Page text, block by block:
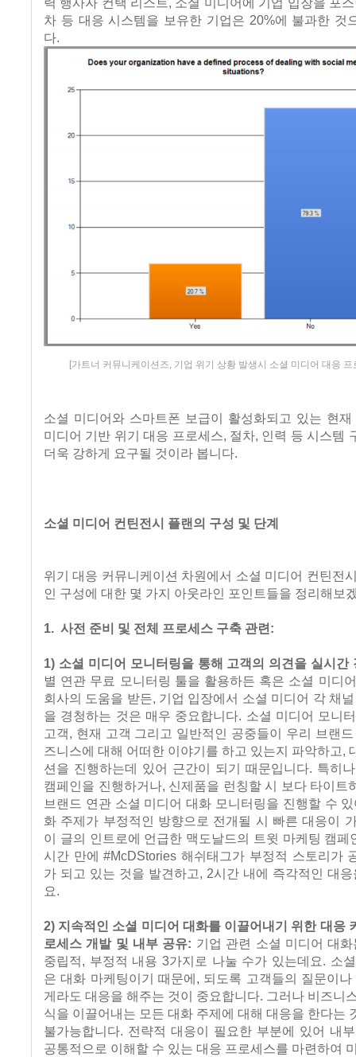
차 등 대응 시스템을 보유한 기업은 20%에 불과한 것
다.
[가트너 커뮤니케이션즈, 기업 위기 상황 발생시 소셜 미디어 대응
소셜 미디어와 스마트폰 보급이 활성화되고 있는 현
미디어 기반 위기 대응 프로세스, 절차, 인력 등 시스템
더욱 강하게 요구될 것이라 봅니다.
소셜 미디어 컨틴전시 플랜의 구성 및 단계
위기 대응 커뮤니케이션 차원에서 소셜 미디어 컨틴전
인 구성에 대한 몇 가지 아웃라인 포인트들을 정리해보
1. 사전 준비 및 전체 프로세스 구축 관련:
1) 소셜 미디어 모니터링을 통해 고객의 의견을 실시간
별 연관 무료 모니터링 툴을 활용하든 혹은 소셜 미디
회사의 도움을 받든, 기업 입장에서 소셜 미디어 각 채
을 경청하는 것은 매우 중요합니다. 소셜 미디어 모니
고객, 현재 고객 그리고 일반적인 공중들이 우리 브랜
즈니스에 대해 어떠한 이야기를 하고 있는지 파악하고,
션을 진행하는데 있어 근간이 되기 때문입니다. 특히
캠페인을 진행하거나, 신제품을 런칭할 시 보다 타이트
브랜드 연관 소셜 미디어 대화 모니터링을 진행할 수
화 주제가 부정적인 방향으로 전개될 시 빠른 대응이
이 글의 인트로에 언급한 맥도날드의 트윗 마케팅 캠페
시간 만에 #McDStories 해쉬태그가 부정적 스토리가
가 되고 있는 것을 발견하고, 2시간 내에 즉각적인 대
요.
2) 지속적인 소셜 미디어 대화를 이끌어내기 위한 대응
로세스 개발 및 내부 공유: 기업 관련 소셜 미디어 대
중립적, 부정적 내용 3가지로 나눌 수가 있는데요. 소
은 대화 마케팅이기 때문에, 되도록 고객들의 질문이
게라도 대응을 해주는 것이 중요합니다. 그러나 비즈니
식을 이끌어내는 모든 대화 주제에 대해 대응을 한다는
불가능합니다. 전략적 대응이 필요한 부분에 있어 내
공통적으로 이해할 수 있는 대응 프로세스를 마련하여